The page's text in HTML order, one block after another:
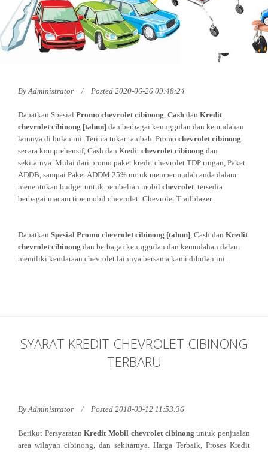
ByAdministrator Posted 2020-06-26 09:48:24
Dapatkan Spesial Promo chevrolet cibinong, Cash dan Kredit
chevrolet cibinong [tahun] dan berbagai keunggulan dan kemudahan
lainnya di bulan ini. Terima tukar tambah. Promo chevrolet cibinong
secara komprehensif, Cash dan Kredit chevrolet cibinong dan
sekitarnya. Mulai dari promo paket kredit chevrolet TDP ringan, Paket
ADDB, sampai Paket ADDM 25% untuk mempermudah anda dalam
menentukan budget untuk pembelian mobil chevrolet. tersedia
berbagai macam tipe mobil chevrolet: Chevrolet Trailblazer.
Dapatkan Spesial Promo chevrolet cibinong [tahun], Cash dan Kredit
chevrolet cibinong dan berbagai keunggulan dan kemudahan dalam
memiliki kendaraan chevrolet lainnya bersama kami dibulan ini.
SYARAT KREDIT CHEVROLET CIBINONG
TERBARU
ByAdministrator Posted 2018-09-12 11:53:36
Berikut PersyaratanKredit Mobil chevrolet cibinong untuk penjualan
area wilayah cibinong, dan sekitarnya. Harga Terbaik, Proses Kredit